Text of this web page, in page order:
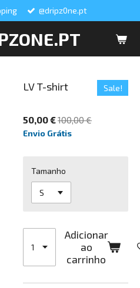
@dripz0ne.pt
LV T-shirt Sale!
50,00 €100,00 €
Envio Grátis
Tamanho
Adicionar
ao
carrinho